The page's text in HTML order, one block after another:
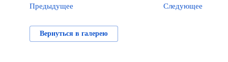
Предыдущее Следующее
Вернуться в галерею